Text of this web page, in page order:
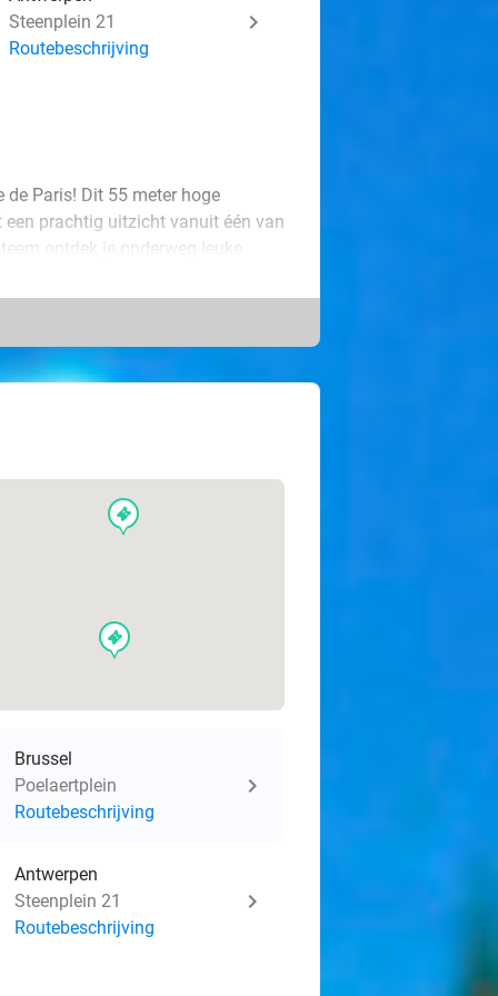
Steenplein 21
Routebeschrijving
de Paris! Dit 55 meter hoge
een prachtig uitzicht vanuit één van
ontdek je onderweg leuke
van de sfeervolle lichtjes: dit
weg met de familie, vrienden of
events
events
Brussel
Poelaertplein
Routebeschrijving
Antwerpen
Steenplein 21
Routebeschrijving